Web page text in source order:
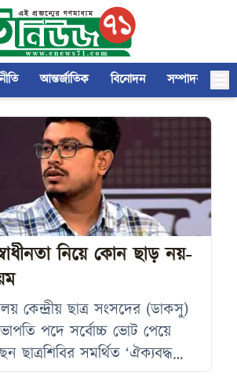
আন্তর্জাতিক বিনোদন সম্পাদকীয়
নিয়ে কোন ছাড় নয়-
কেন্দ্রীয় ছাত্র সংসদের (ডাকসু)
পদে সর্বোচ্চ ভোট পেয়ে
ছাত্রশিবির সমর্থিত ‘ঐক্যবদ্ধ
প্যানেলের আবু সাদিক কায়েম।